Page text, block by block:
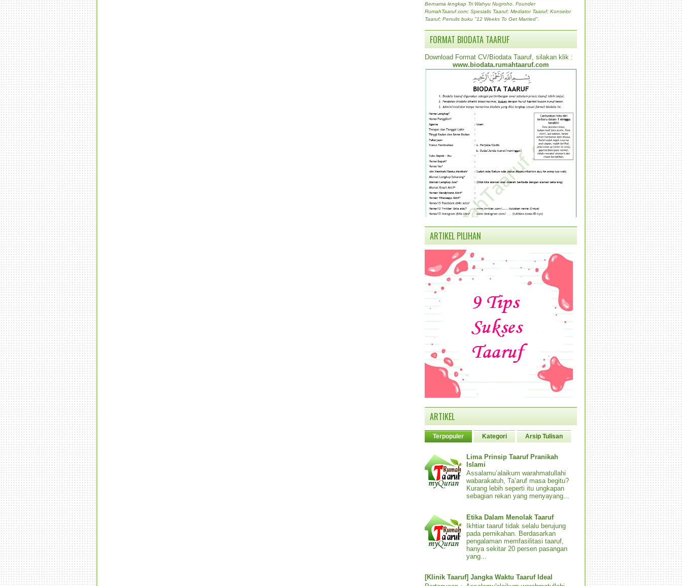
Bernama lengkap Tri Wahyu Nugroho. Founder
RumahTaaruf.com; Spesialis Taaruf; Mediator Taaruf; Konselor
Taaruf; Penulis buku "12 Weeks To Get Married".
FORMAT BIODATA TAARUF
Download Format CV/Biodata Taaruf, silakan klik :
www.biodata.rumahtaaruf.com
ARTIKEL PILIHAN
ARTIKEL
Terpopuler Kategori Arsip Tulisan
Lima Prinsip Taaruf Pranikah
Islami
Assalamu’alaikum warahmatullahi
wabarakatuh, Ta’aruf masa begitu?
Kurang lebih seperti itu ungkapan
sebagian rekan yang menyayang...
Etika Dalam Menolak Taaruf
Ikhtiar taaruf tidak selalu berujung
pada pernikahan. Berdasarkan
pengalaman memfasilitasi taaruf,
hanya sekitar 20 persen pasangan
yang...
[Klinik Taaruf] Jangka Waktu Taaruf Ideal